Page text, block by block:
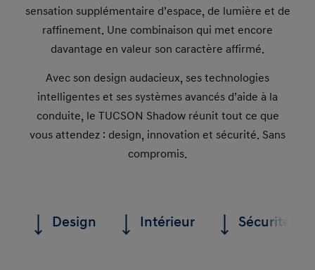
sensation supplémentaire d’espace, de lumière et de
raffinement. Une combinaison qui met encore
davantage en valeur son caractère affirmé.
Avec son design audacieux, ses technologies
intelligentes et ses systèmes avancés d’aide à la
conduite, le TUCSON Shadow réunit tout ce que
vous attendez : design, innovation et sécurité. Sans
compromis.
Design Intérieur Sécurité